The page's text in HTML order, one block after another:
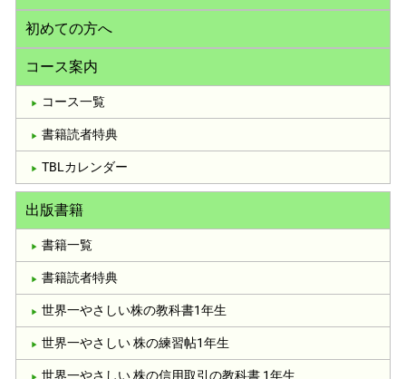
初めての方へ
コース案内
コース一覧
書籍読者特典
TBLカレンダー
出版書籍
書籍一覧
書籍読者特典
世界一やさしい株の教科書1年生
世界一やさしい 株の練習帖1年生
世界一やさしい 株の信用取引の教科書 1年生